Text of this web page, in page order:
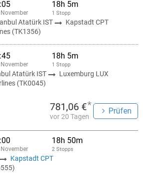
18h 5m
1 Stopp
Atatürk IST
Kapstadt CPT
(TK1356)
18h 5m
1 Stopp
Atatürk IST
Luxemburg LUX
(TK0045)
781,06 €*
vor 20 Tagen
Prüfen
18h 50m
2 Stopps
Kapstadt CPT